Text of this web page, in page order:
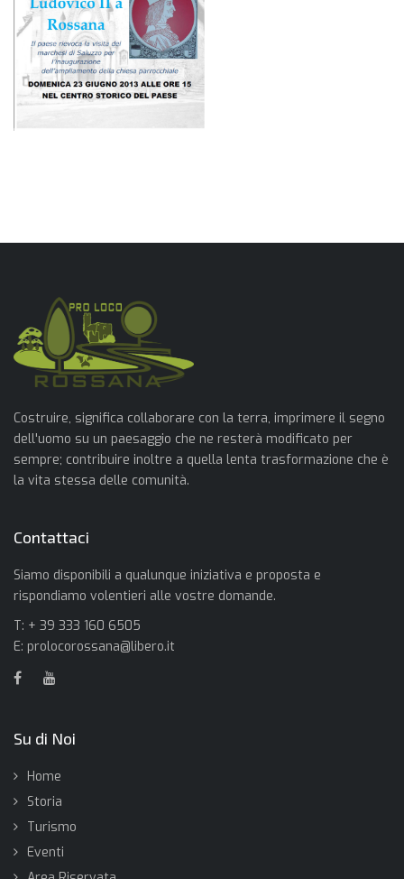
Costruire, significa collaborare con la terra, imprimere il segno
dell'uomo su un paesaggio che ne resterà modificato per
sempre; contribuire inoltre a quella lenta trasformazione che è
la vita stessa delle comunità.
Contattaci
Siamo disponibili a qualunque iniziativa e proposta e
rispondiamo volentieri alle vostre domande.
T: + 39 333 160 6505
E: prolocorossana@libero.it
Su di Noi
Home
Storia
Turismo
Eventi